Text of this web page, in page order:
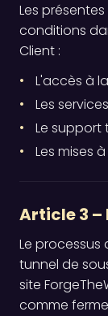
Les
conditions
Client :
L'accès à
Les
Le
Les mises
Article 3 –
Le
tunnel de
site
comme